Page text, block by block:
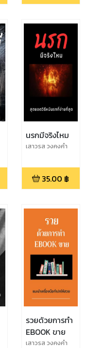
นรกมีจริงไหม
เสาวรส วงคงคำ
35.00 ฿
รวยด้วยการทำ
EBOOK ขาย
เสาวรส วงคงคำ